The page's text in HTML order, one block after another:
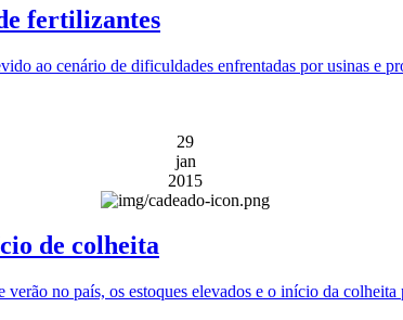
fertilizantes
ao cenário de dificuldades enfrentadas por usinas e
29
jan
2015
de colheita
no país, os estoques elevados e o início da